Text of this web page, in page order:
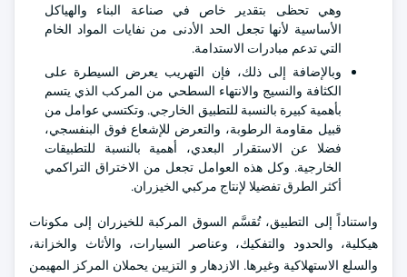
وهي تحظى بتقدير خاص في صناعة البناء والهياكل
الأساسية لأنها تجعل الحد الأدنى من نفايات المواد الخام
التي تدعم مبادرات الاستدامة.
وبالإضافة إلى ذلك، فإن التهريب يعرض السيطرة على
الكثافة والنسيج والانتهاء السطحي من المركب الذي يتسم
بأهمية كبيرة بالنسبة للتطبيق الخارجي. وتكتسي عوامل من
قبيل مقاومة الرطوبة، والتعرض للإشعاع فوق البنفسجي،
فضلا عن الاستقرار البعدي، أهمية بالنسبة للتطبيقات
الخارجية. وكل هذه العوامل تجعل من الاختراق التراكمي
أكثر الطرق تفضيلا لإنتاج مركبي الخيزران.
واستناداً إلى التطبيق، تُقسَّم السوق المركبة للخيزران إلى مكونات
هيكلية، والحدود والتفكيك، وعناصر السيارات، والأثاث والخزانة،
والسلع الاستهلاكية وغيرها. الازدهار و التزيين يحملان المركز المهيمن